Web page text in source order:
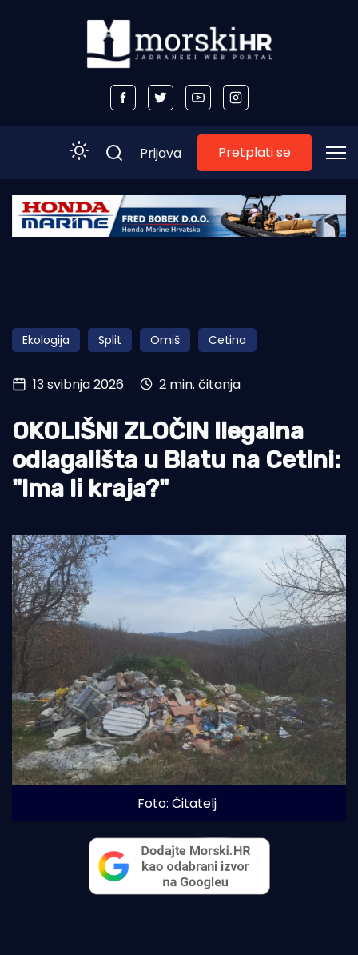
Početna
Obala
Otoci
Turizam i nautika
Pomorstvo
Ribolov
Ekologija
Prijava Pretplati se
Ekologija Split Omiš Cetina
13 svibnja 2026 2 min. čitanja
OKOLIŠNI ZLOČIN Ilegalna
odlagališta u Blatu na Cetini:
"Ima li kraja?"
Foto: Čitatelj